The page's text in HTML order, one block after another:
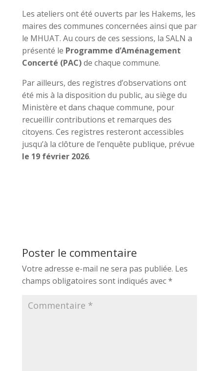
Les ateliers ont été ouverts par les Hakems, les
maires des communes concernées ainsi que par
le MHUAT. Au cours de ces sessions, la SALN a
présenté le Programme d’Aménagement
Concerté (PAC)de chaque commune.
Par ailleurs, des registres d’observations ont
été mis à la disposition du public, au siège du
Ministère et dans chaque commune, pour
recueillir contributions et remarques des
citoyens. Ces registres resteront accessibles
jusqu’à la clôture de l’enquête publique, prévue
le 19 février 2026.
Poster le commentaire
Votre adresse e-mail ne sera pas publiée. Les
champs obligatoires sont indiqués avec*